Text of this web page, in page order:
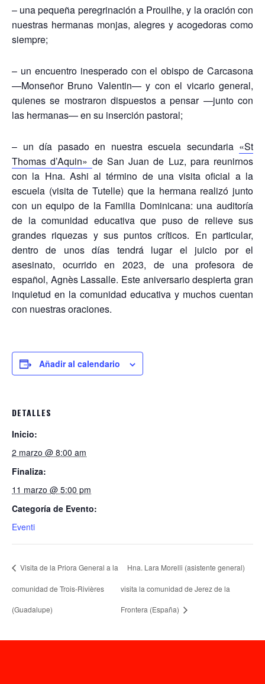
– una pequeña peregrinación a Prouilhe, y la oración con
nuestras hermanas monjas, alegres y acogedoras como
siempre;
– un encuentro inesperado con el obispo de Carcasona
—Monseñor Bruno Valentin— y con el vicario general,
quienes se mostraron dispuestos a pensar —junto con
las hermanas— en su inserción pastoral;
– un día pasado en nuestra escuela secundaria «St
Thomas d’Aquin» de San Juan de Luz, para reunirnos
con la Hna. Ashi al término de una visita oficial a la
escuela (visita de Tutelle) que la hermana realizó junto
con un equipo de la Familia Dominicana: una auditoría
de la comunidad educativa que puso de relieve sus
grandes riquezas y sus puntos críticos. En particular,
dentro de unos días tendrá lugar el juicio por el
asesinato, ocurrido en 2023, de una profesora de
español, Agnès Lassalle. Este aniversario despierta gran
inquietud en la comunidad educativa y muchos cuentan
con nuestras oraciones.
Añadir al calendario
DETALLES
Inicio:
2 marzo @ 8:00 am
Finaliza:
11 marzo @ 5:00 pm
Categoría de Evento:
Eventi
Visita de la Priora General a la
comunidad de Trois-Rivières
(Guadalupe)
Hna. Lara Morelli (asistente general)
visita la comunidad de Jerez de la
Frontera (España)